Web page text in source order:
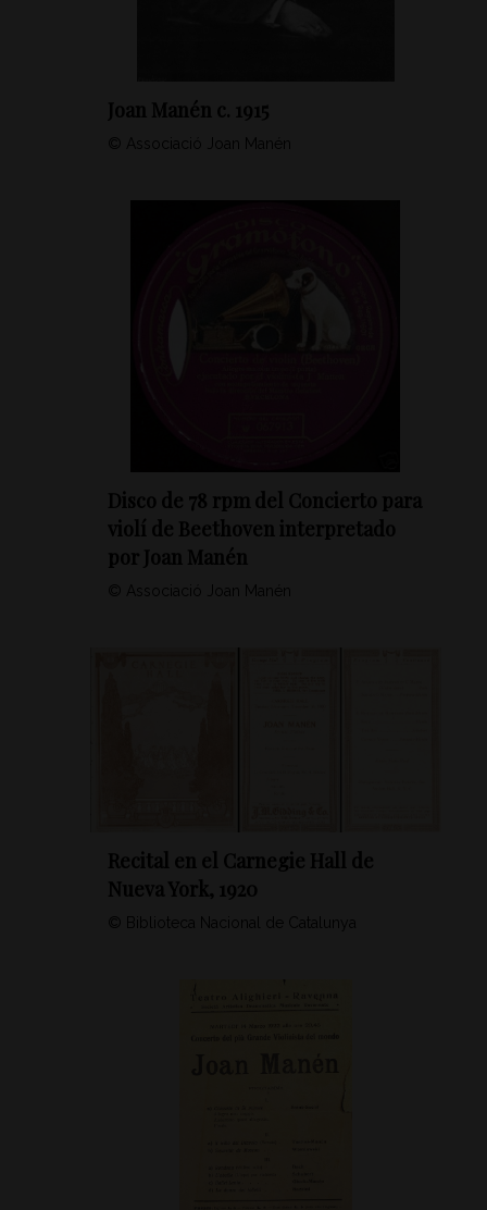
Joan Manén c. 1915
© Associació Joan Manén
Disco de 78 rpm del Concierto para
violí de Beethoven interpretado
por Joan Manén
© Associació Joan Manén
Recital en el Carnegie Hall de
Nueva York, 1920
© Biblioteca Nacional de Catalunya